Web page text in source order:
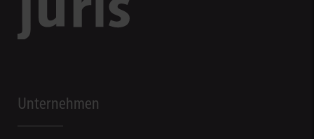
Unternehmen